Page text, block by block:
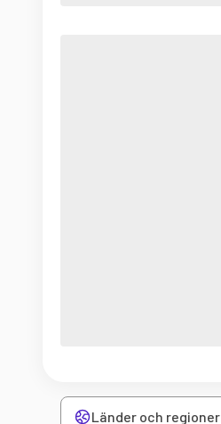
Länder och regioner